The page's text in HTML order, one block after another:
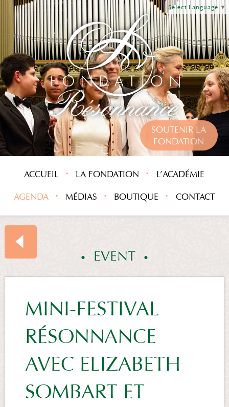
Select Language ▼
SOUTENIR LA
FONDATION
ACCUEIL LA FONDATION L’ACADÉMIE
AGENDA MÉDIAS BOUTIQUE CONTACT
EVENT
EVENTS
SUMMARY
MINI-FESTIVAL
RÉSONNANCE
AVEC ELIZABETH
SOMBART ET